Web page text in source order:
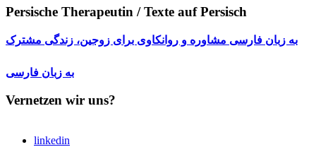
Persische Therapeutin / Texte auf Persisch
به زبان فارسی مشاوره و روانکاوی برای زوجین، زندگی مشترک
به زبان فارسی
Vernetzen wir uns?
linkedin